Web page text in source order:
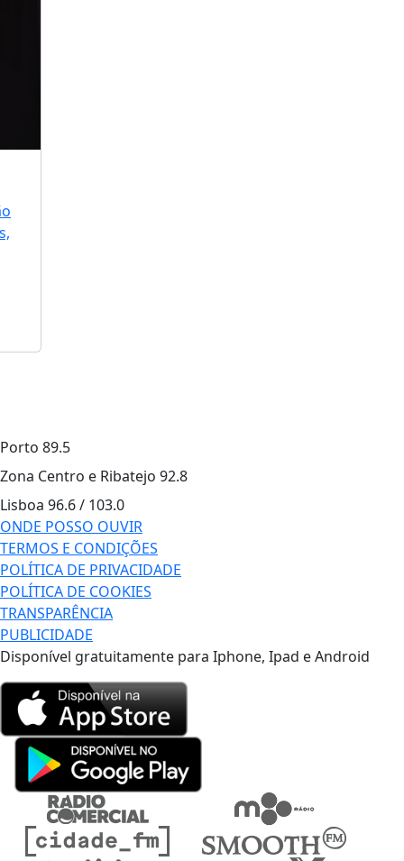
Porto 89.5
Zona Centro e Ribatejo 92.8
Lisboa 96.6 / 103.0
ONDE POSSO OUVIR
TERMOS E CONDIÇÕES
POLÍTICA DE PRIVACIDADE
POLÍTICA DE COOKIES
TRANSPARÊNCIA
PUBLICIDADE
Disponível gratuitamente para Iphone, Ipad e Android